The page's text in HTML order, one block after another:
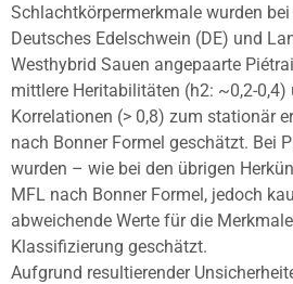
Schlachtkörpermerkmale wurden
Deutsches Edelschwein (DE) und
Westhybrid Sauen angepaarte
mittlere Heritabilitäten (h2: ~0,2-0,4)
Korrelationen (> 0,8) zum stationär
nach Bonner Formel geschätzt. Bei
wurden – wie bei den übrigen
MFL nach Bonner Formel, jedoch
abweichende Werte für die
Klassifizierung geschätzt.
Aufgrund resultierender